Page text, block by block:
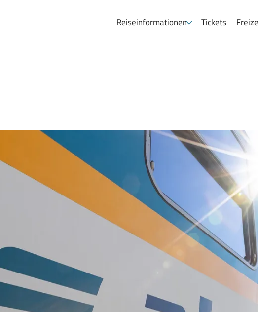
Reiseinformationen Tickets